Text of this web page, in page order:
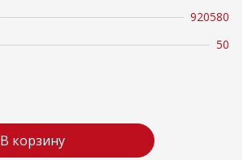
920580
50
В корзину